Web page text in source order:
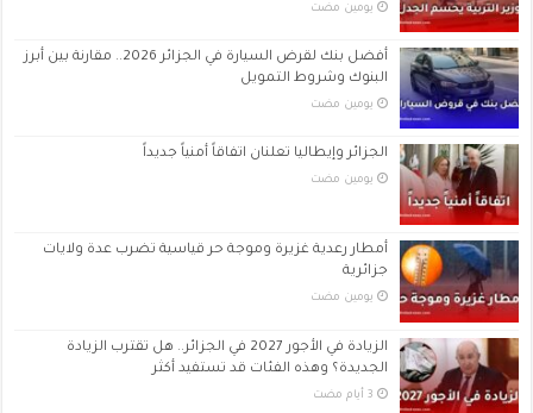
‏يومين مضت
أفضل بنك لقرض السيارة في الجزائر 2026.. مقارنة بين أبرز
البنوك وشروط التمويل
‏يومين مضت
الجزائر وإيطاليا تعلنان اتفاقاً أمنياً جديداً
‏يومين مضت
أمطار رعدية غزيرة وموجة حر قياسية تضرب عدة ولايات
جزائرية
‏يومين مضت
الزيادة في الأجور 2027 في الجزائر.. هل تقترب الزيادة
الجديدة؟ وهذه الفئات قد تستفيد أكثر